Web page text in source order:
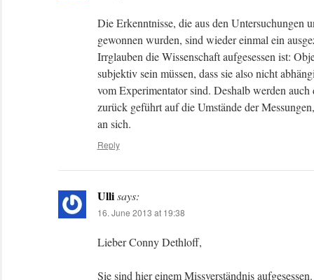
Die Erkenntnisse, die aus den Untersuchungen
gewonnen wurden, sind wieder einmal ein
Irrglauben die Wissenschaft aufgesessen ist:
subjektiv sein müssen, dass sie also nicht
vom Experimentator sind. Deshalb werden
zurück geführt auf die Umstände der
an sich.
Reply
Ulli says:
16. June 2013 at 19:38
Lieber Conny Dethloff,
Sie sind hier einem Missverständnis